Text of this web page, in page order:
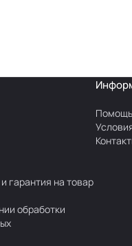
гарантия на товар
обработки
Помощь